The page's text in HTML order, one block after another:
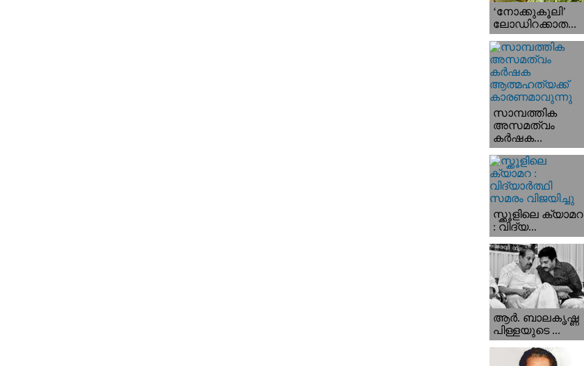
‘നോക്കുകൂലി’
ലോഡിറക്കാത...
സാമ്പത്തിക
അസമത്വം
കര്‍ഷക...
സ്ക്കൂളിലെ ക്യാമറ
: വിദ്യ...
ആര്‍. ബാലകൃഷ്ണ
പിള്ളയുടെ ...